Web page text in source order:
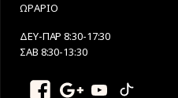
ΩΡΑΡΙΟ
ΔΕΥ-ΠΑΡ 8:30-17:30
ΣΑΒ 8:30-13:30